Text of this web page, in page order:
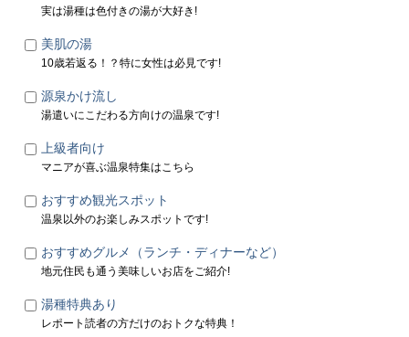
実は湯種は色付きの湯が大好き!
美肌の湯
10歳若返る！？特に女性は必見です!
源泉かけ流し
湯遣いにこだわる方向けの温泉です!
上級者向け
マニアが喜ぶ温泉特集はこちら
おすすめ観光スポット
温泉以外のお楽しみスポットです!
おすすめグルメ（ランチ・ディナーなど）
地元住民も通う美味しいお店をご紹介!
湯種特典あり
レポート読者の方だけのおトクな特典！